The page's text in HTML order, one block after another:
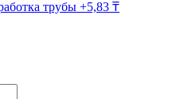
трубы +5,83 ₸